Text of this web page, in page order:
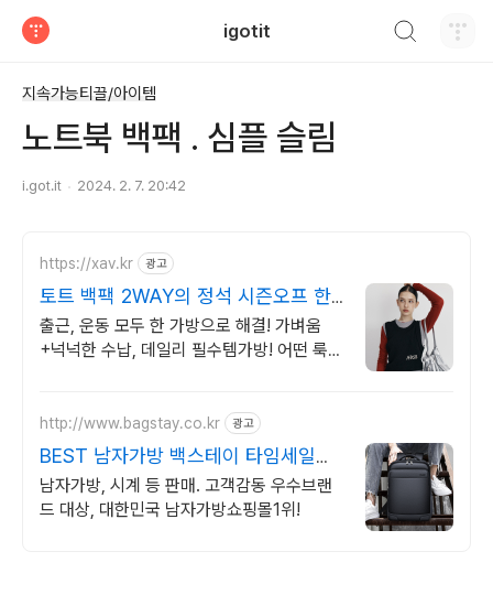
igotit
지속가능티끌/아이템
노트북 백팩 . 심플 슬림
i.got.it 2024. 2. 7. 20:42
https://xav.kr 광고
토트 백팩 2WAY의 정석 시즌오프 한
정~80%OFF
출근, 운동 모두 한 가방으로 해결! 가벼움
+넉넉한 수납, 데일리 필수템가방! 어떤 룩에
http://www.bagstay.co.kr 광고
BEST 남자가방 백스테이 타임세일중
최대 79%할인!
남자가방, 시계 등 판매. 고객감동 우수브랜
드 대상, 대한민국 남자가방쇼핑몰1위!